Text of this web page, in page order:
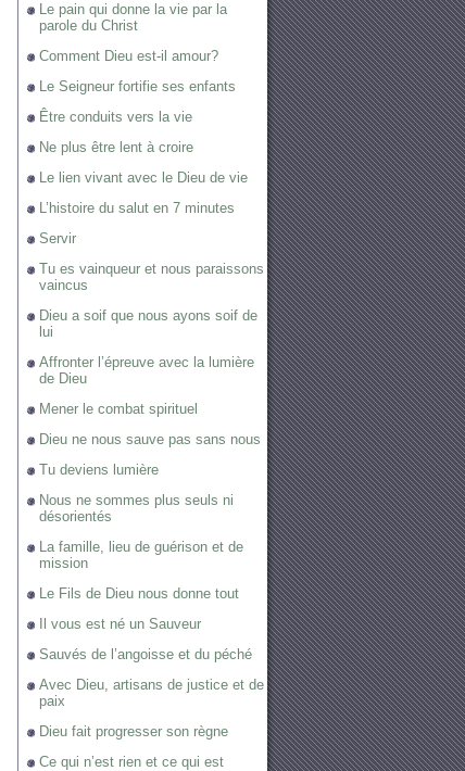
Le pain qui donne la vie par la
parole du Christ
Comment Dieu est-il amour?
Le Seigneur fortifie ses enfants
Être conduits vers la vie
Ne plus être lent à croire
Le lien vivant avec le Dieu de vie
L’histoire du salut en 7 minutes
Servir
Tu es vainqueur et nous paraissons
vaincus
Dieu a soif que nous ayons soif de
lui
Affronter l’épreuve avec la lumière
de Dieu
Mener le combat spirituel
Dieu ne nous sauve pas sans nous
Tu deviens lumière
Nous ne sommes plus seuls ni
désorientés
La famille, lieu de guérison et de
mission
Le Fils de Dieu nous donne tout
Il vous est né un Sauveur
Sauvés de l’angoisse et du péché
Avec Dieu, artisans de justice et de
paix
Dieu fait progresser son règne
Ce qui n’est rien et ce qui est